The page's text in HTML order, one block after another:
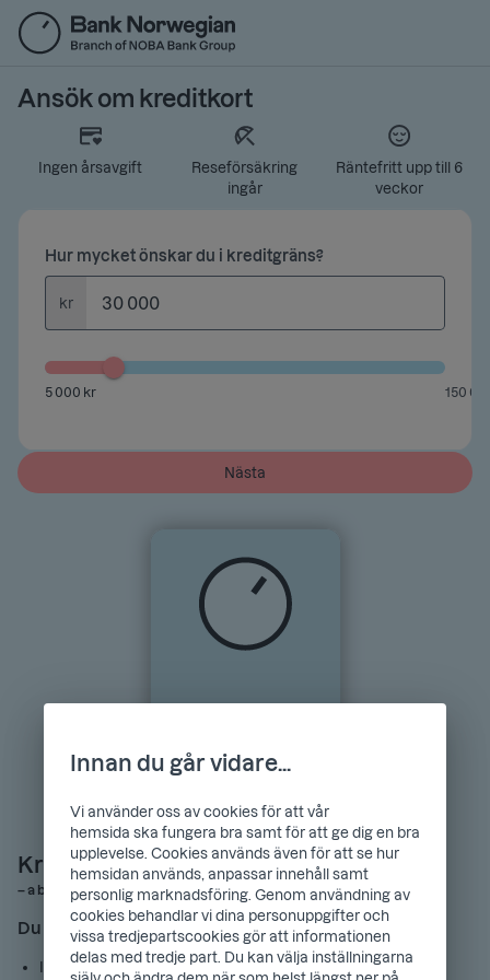
Gå
till
huvudinnehåll
Ansök om kreditkort
Ingen årsavgift
Reseförsäkring
ingår
Räntefritt upp till 6
veckor
Hur mycket önskar du i kreditgräns?
kr
5 000 kr 150
Nästa
Kreditkort från Bank Norwegian
– a branch of NOBA Bank Group
Du har kontroll
Ingen årsavgift
Innan du går vidare...
Vi använder oss av cookies för att vår
hemsida ska fungera bra samt för att ge dig en bra
upplevelse. Cookies används även för att se hur
hemsidan används, anpassar innehåll samt
personlig marknadsföring. Genom användning av
cookies behandlar vi dina personuppgifter och
vissa tredjepartscookies gör att informationen
delas med tredje part. Du kan välja inställningarna